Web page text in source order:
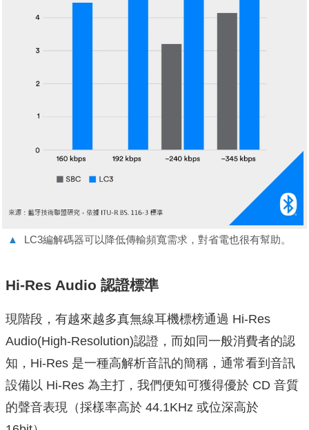
▲ LC3編解碼器可以降低傳輸頻寬需求，對省電也很有幫助。
Hi-Res Audio 認證標準
現階段，有越來越多真無線耳機標榜通過 Hi-Res
Audio(High-Resolution)認證，而如同一般消費者的認
知，Hi-Res 是一種高解析音訊的簡稱，通常看到音訊
設備以 Hi-Res 為主打，我們便知可獲得優於 CD 音質
的聲音表現（採樣率高於 44.1KHz 或位深高於